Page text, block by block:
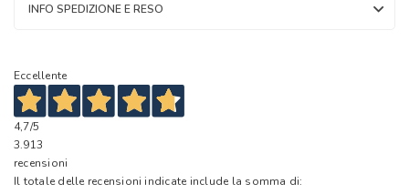
INFO SPEDIZIONE E RESO
Eccellente
4,7/5
3.913
recensioni
Il totale delle recensioni indicate include la somma di: